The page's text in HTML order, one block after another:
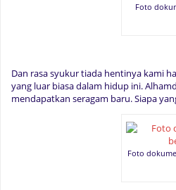
Foto
Dan rasa syukur tiada hentinya kami
yang luar biasa dalam hidup ini.
mendapatkan seragam baru. Siapa
Foto